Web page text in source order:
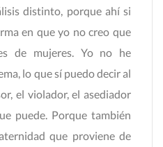
distinto, porque ahí si
en que yo no creo que
de mujeres. Yo no he
lo que sí puedo decir al
el violador, el asediador
puede. Porque también
que proviene de